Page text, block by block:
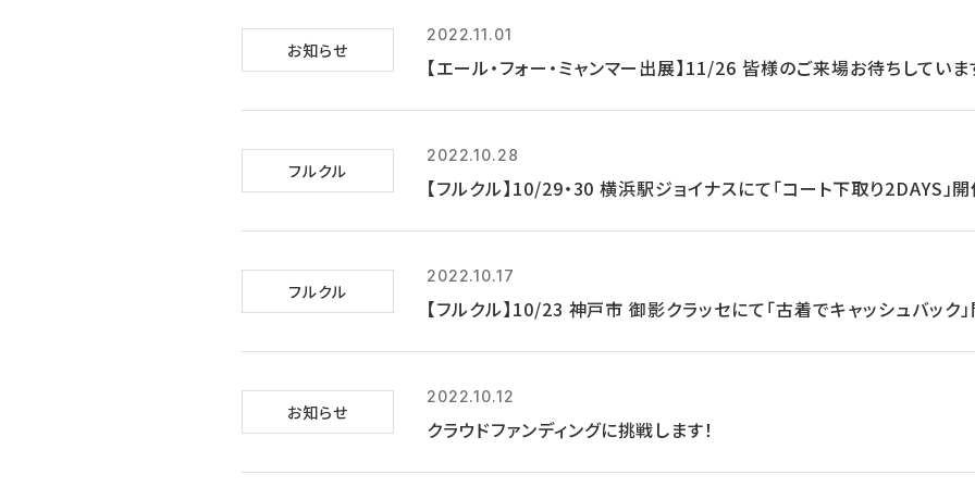
お知らせ
2022.11.01
【エール・フォー・ミャンマー出展】11/26 皆様のご来場お待ちしていま
フルクル
2022.10.28
【フルクル】10/29・30 横浜駅ジョイナスにて「コート下取り2DAYS」
フルクル
2022.10.17
【フルクル】10/23 神戸市 御影クラッセにて「古着でキャッシュバック
お知らせ
2022.10.12
クラウドファンディングに挑戦します！